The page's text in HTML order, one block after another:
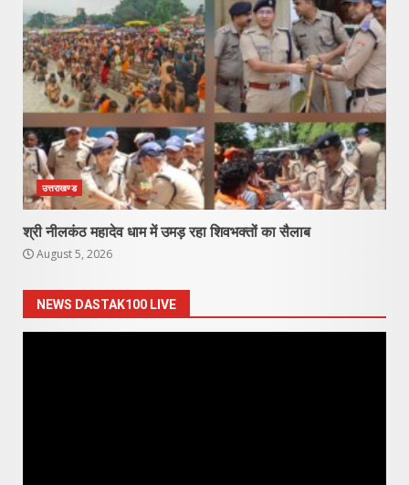
उत्तराखण्ड
श्री नीलकंठ महादेव धाम में उमड़ रहा शिवभक्तों का सैलाब
August 5, 2026
NEWS DASTAK100 LIVE